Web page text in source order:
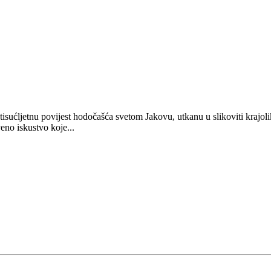
povijest hodočašća svetom Jakovu, utkanu u slikoviti
iskustvo koje...